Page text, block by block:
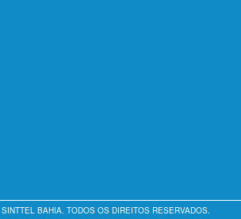
BAHIA. TODOS OS DIREITOS RESERVADOS.